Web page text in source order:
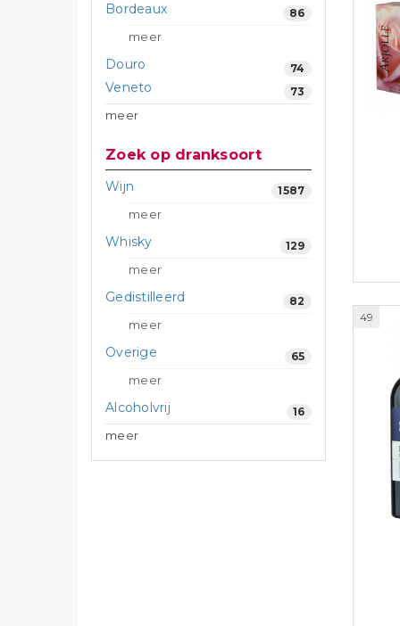
Bordeaux 86
meer
Douro 74
Veneto 73
meer
Zoek op dranksoort
Wijn 1587
meer
Whisky 129
meer
Gedistilleerd 82
meer
Overige 65
meer
Alcoholvrij 16
meer
49